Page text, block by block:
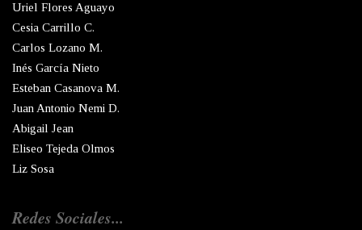
Uriel Flores Aguayo
Cesia Carrillo C.
Carlos Lozano M.
Inés García Nieto
Esteban Casanova M.
Juan Antonio Nemi D.
Abigail Jean
Eliseo Tejeda Olmos
Liz Sosa
Redes Sociales...